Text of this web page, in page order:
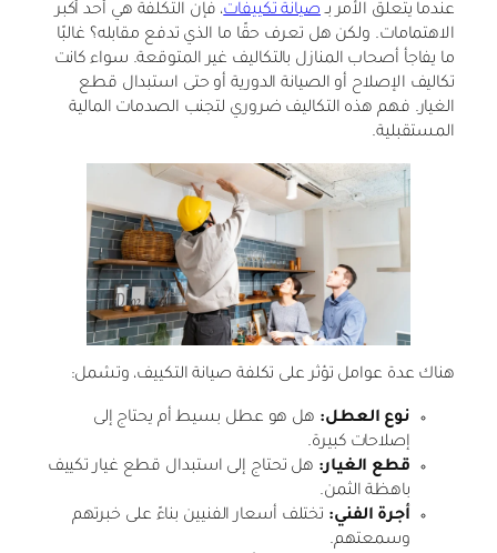
عندما يتعلق الأمر بـصيانة تكييفات، فإن التكلفة هي أحد أكبر
الاهتمامات. ولكن هل تعرف حقًا ما الذي تدفع مقابله؟ غالبًا
ما يفاجأ أصحاب المنازل بالتكاليف غير المتوقعة. سواء كانت
تكاليف الإصلاح أو الصيانة الدورية أو حتى استبدال قطع
الغيار. فهم هذه التكاليف ضروري لتجنب الصدمات المالية
المستقبلية.
هناك عدة عوامل تؤثر على تكلفة صيانة التكييف، وتشمل:
نوع العطل: هل هو عطل بسيط أم يحتاج إلى
إصلاحات كبيرة.
قطع الغيار: هل تحتاج إلى استبدال قطع غيار تكييف
باهظة الثمن.
أجرة الفني: تختلف أسعار الفنيين بناءً على خبرتهم
وسمعتهم.